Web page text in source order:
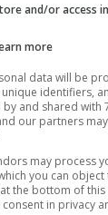
and/or access
more
data will be
unique identifiers,
by and shared
our partners
may process
you can
the bottom of
in privacy